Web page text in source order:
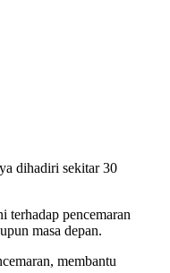
dihadiri sekitar 30
terhadap pencemaran
masa depan.
membantu